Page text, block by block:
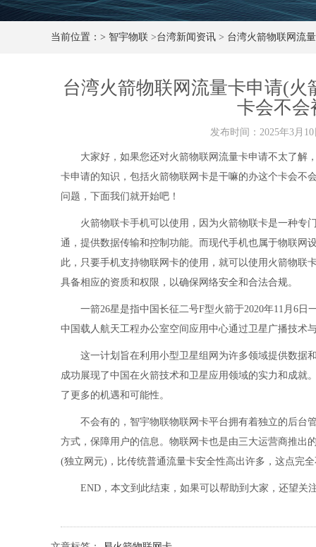
当前位置：> 智宇物联 >台湾新闻资讯 > 台湾火箭物联网流
台湾火箭物联网流量卡申请(
卡会不会
发布时间：2025年3月
大家好，如果您还对火箭物联网流量卡申请不太了解
卡申请的知识，包括火箭物联网卡是干嘛的办这个卡会不
问题，下面我们就开始吧！
火箭物联卡手机可以使用，因为火箭物联卡是一种专
通，提供数据传输和控制功能。而现代手机也属于物联网
此，只要手机支持物联网卡的使用，就可以使用火箭物联
具备相应的资质和权限，以确保网络安全和合法合规。
一箭26星是指中国长征二号F型火箭于2020年11月6
中国载人航天工程办公室空间应用中心通过卫星广播技术
这一计划旨在利用小型卫星组网为许多领域提供数据
成功展现了中国在火箭技术和卫星应用领域的实力和成就
了更多的机遇和可能性。
不会有的，智宇物联物联网卡平台拥有着独立的后台
方式，保障用户的信息。物联网卡也是由三大运营商推出
(独立网元)，比传统普通流量卡安全性高出许多，这点完全
END，本文到此结束，如果可以帮助到大家，还望关